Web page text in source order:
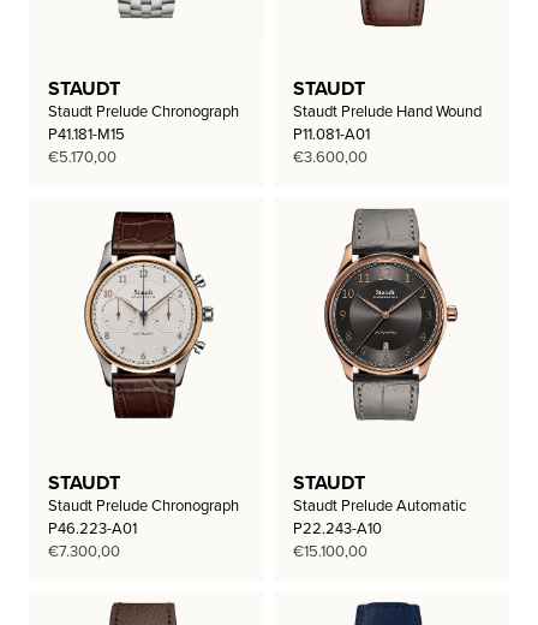
STAUDT
Staudt Prelude Chronograph
P41.181-M15
€5.170,00
STAUDT
Staudt Prelude Hand Wound
P11.081-A01
€3.600,00
STAUDT
Staudt Prelude Chronograph
P46.223-A01
€7.300,00
STAUDT
Staudt Prelude Automatic
P22.243-A10
€15.100,00